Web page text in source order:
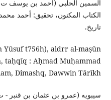
الكتاب المكنون، تحقيق: أحمد
تاريخ.
Yūsuf t756h), aldrr al-maṣūn
taḥqīq : Aḥmad Muḥammad
Dimashq, Dawwin Tārīkh.